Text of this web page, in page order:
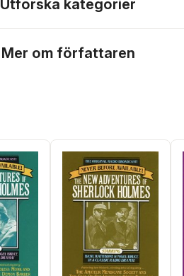
Utforska kategorier
Mer om författaren